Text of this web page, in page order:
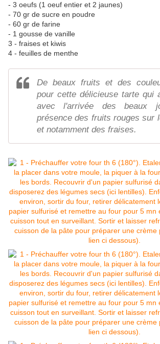
- 3 oeufs (1 oeuf entier et 2 jaunes)
- 70 gr de sucre en poudre
- 60 gr de farine
- 1 gousse de vanille
3 - fraises et kiwis
4 - feuilles de menthe
De beaux fruits et des
pour cette délicieuse tarte qui
avec l'arrivée des beaux
présence des fruits rouges sur
et notamment des fraises.